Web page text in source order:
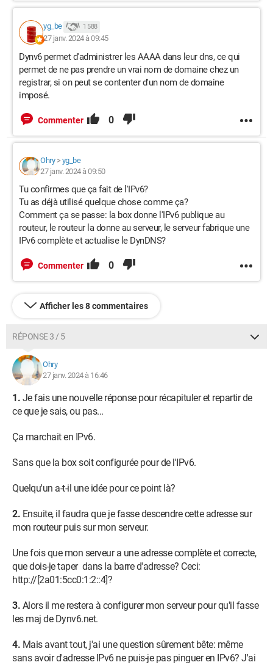
yg_be 1 588
27 janv. 2024 à 09:45
Dynv6 permet d'administrer les AAAA dans leur dns, ce qui
permet de ne pas prendre un vrai nom de domaine chez un
registrar, si on peut se contenter d'un nom de domaine
imposé.
Commenter 0
Ohry> yg_be
27 janv. 2024 à 09:50
Tu confirmes que ça fait de l'IPv6?
Tu as déjà utilisé quelque chose comme ça?
Comment ça se passe: la box donne l'IPv6 publique au
routeur, le routeur la donne au serveur, le serveur fabrique une
IPv6 complète et actualise le DynDNS?
Commenter 0
Afficher les 8 commentaires
RÉPONSE 3 / 5
Ohry
27 janv. 2024 à 16:46
1. Je fais une nouvelle réponse pour récapituler et repartir de
ce que je sais, ou pas...
Ça marchait en IPv6.
Sans que la box soit configurée pour de l'IPv6.
Quelqu'un a-t-il une idée pour ce point là?
2. Ensuite, il faudra que je fasse descendre cette adresse sur
mon routeur puis sur mon serveur.
Une fois que mon serveur a une adresse complète et correcte,
que dois-je taper dans la barre d'adresse? Ceci:
http://[2a01:5cc0:1:2::4]?
3. Alors il me restera à configurer mon serveur pour qu'il fasse
les maj de Dynv6.net.
4. Mais avant tout, j'ai une question sûrement bête: même
sans avoir d'adresse IPv6 ne puis-je pas pinguer en IPv6? J'ai